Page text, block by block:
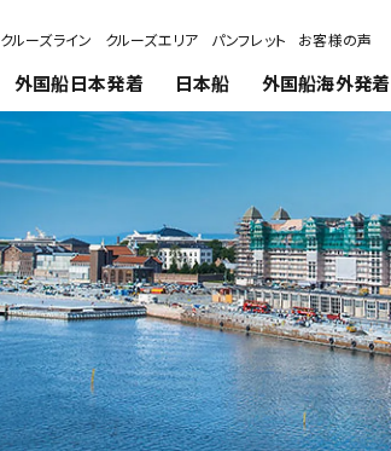
外国船日本発着 日本船 外国船海外発着
クルーズライン クルーズエリア パンフレット お客様の声